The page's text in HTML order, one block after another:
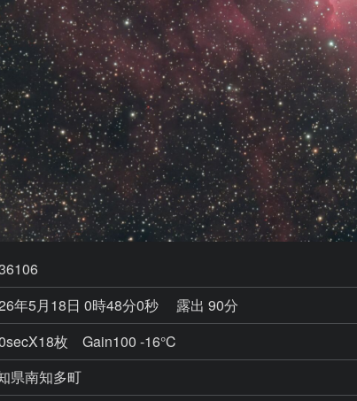
年5月18日 0時48分0秒
露出 90分
枚 Gain100 -16°C
県南知多町